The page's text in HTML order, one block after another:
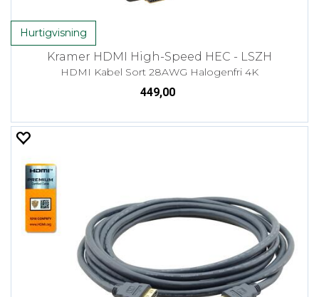
Hurtigvisning
Kramer HDMI High-Speed HEC - LSZH
HDMI Kabel Sort 28AWG Halogenfri 4K
449,00